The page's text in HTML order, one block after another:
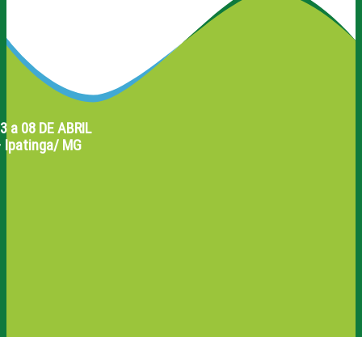
a 08 DE ABRIL
Ipatinga/ MG